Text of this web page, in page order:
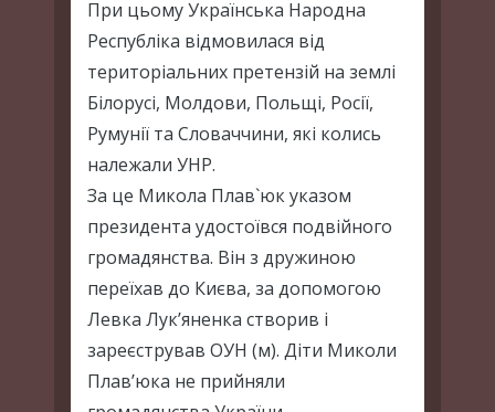
При цьому Українська Народна
Республіка відмовилася від
територіальних претензій на землі
Білорусі, Молдови, Польщі, Росії,
Румунії та Словаччини, які колись
належали УНР.
За це Микола Плав`юк указом
президента удостоївся подвійного
громадянства. Він з дружиною
переїхав до Києва, за допомогою
Левка Лук’яненка створив і
зареєстрував ОУН (м). Діти Миколи
Плав’юка не прийняли